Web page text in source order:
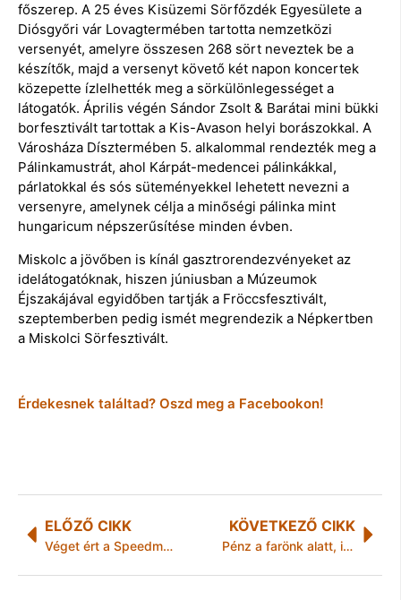
főszerep. A 25 éves Kisüzemi Sörfőzdék Egyesülete a
Diósgyőri vár Lovagtermében tartotta nemzetközi
versenyét, amelyre összesen 268 sört neveztek be a
készítők, majd a versenyt követő két napon koncertek
közepette ízlelhették meg a sörkülönlegességet a
látogatók. Április végén Sándor Zsolt & Barátai mini bükki
borfesztivált tartottak a Kis-Avason helyi borászokkal. A
Városháza Dísztermében 5. alkalommal rendezték meg a
Pálinkamustrát, ahol Kárpát-medencei pálinkákkal,
párlatokkal és sós süteményekkel lehetett nevezni a
versenyre, amelynek célja a minőségi pálinka mint
hungaricum népszerűsítése minden évben.
Miskolc a jövőben is kínál gasztrorendezvényeket az
idelátogatóknak, hiszen júniusban a Múzeumok
Éjszakájával egyidőben tartják a Fröccsfesztivált,
szeptemberben pedig ismét megrendezik a Népkertben
a Miskolci Sörfesztivált.
Érdekesnek találtad? Oszd meg a Facebookon!
ELŐZŐ CIKK
Véget ért a Speedmarathon – 101 helyszínen Borsodban
KÖVETKEZŐ CIKK
Pénz a farönk alatt, iratok a locsolókannában